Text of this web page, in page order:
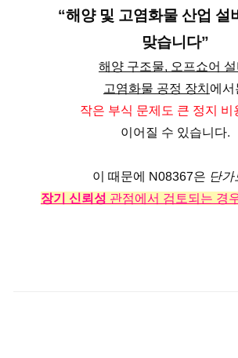
“해양 및 고염화물 산업 설
맞습니다”
해양 구조물, 오프쇼어 설
고염화물 공정 장치 에서
작은 부식 문제도 큰 정지 비
이어질 수 있습니다.
이 때문에 N08367은 단가
장기 신뢰성 관점에서 검토되는 경